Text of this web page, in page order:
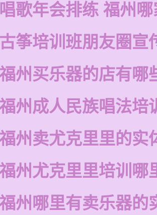
唱歌年会排练 福州
古筝培训班朋友圈宣
州买乐器的店有哪
州成人民族唱法培
州卖尤克里里的实
州尤克里里培训哪
州哪里有卖乐器的